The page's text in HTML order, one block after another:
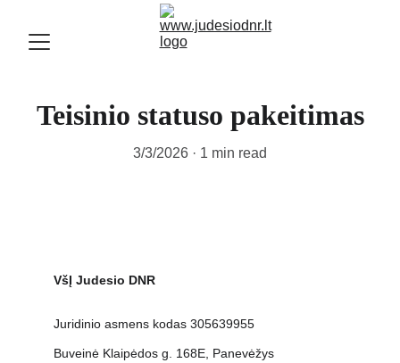
Teisinio statuso pakeitimas
3/3/2026 1 min read
VšĮ Judesio DNR
Juridinio asmens kodas 305639955
Buveinė Klaipėdos g. 168E, Panevėžys